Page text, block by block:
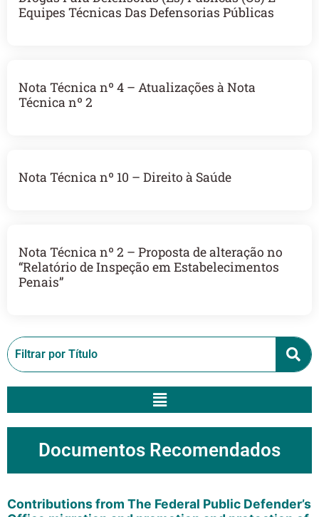
Equipes Técnicas Das Defensorias Públicas
Nota Técnica nº 4 – Atualizações à Nota
Técnica nº 2
Nota Técnica nº 10 – Direito à Saúde
Nota Técnica nº 2 – Proposta de alteração no
“Relatório de Inspeção em Estabelecimentos
Penais”
Documentos Recomendados
Contributions from The Federal Public Defender’s